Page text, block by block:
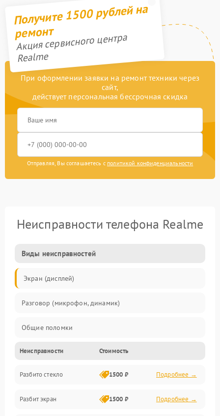
Получите 1500 рублей на
ремонт
Акция сервисного центра
Realme
При оформлении заявки на ремонт техники через
сайт,
действует персональная бессрочная скидка
Отправляя, Вы соглашаетесь с политикой конфиденциальности
Неисправности телефона Realme
Виды неисправностей
Экран (дисплей)
Разговор (микрофон, динамик)
Общие поломки
Проблемы связи
Камеры
Проблемы с дисплеем и сенсором
Неисправности Стоимость
Разбито стекло 1500 ₽ Подробнее →
Разбит экран 1500 ₽ Подробнее →